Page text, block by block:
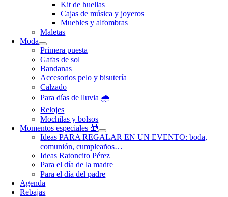
Kit de huellas
Cajas de música y joyeros
Muebles y alfombras
Maletas
Moda
Primera puesta
Gafas de sol
Bandanas
Accesorios pelo y bisutería
Calzado
Para días de lluvia 🌧️
Relojes
Mochilas y bolsos
Momentos especiales 🎁
Ideas PARA REGALAR EN UN EVENTO: boda,
comunión, cumpleaños…
Ideas Ratoncito Pérez
Para el día de la madre
Para el día del padre
Agenda
Rebajas